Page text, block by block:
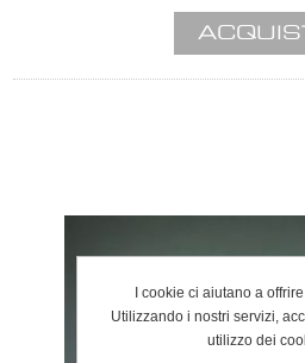
I cookie ci aiutano a
Utilizzando i nostri servizi,
utilizzo dei